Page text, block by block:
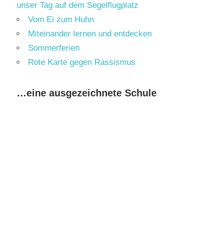
unser Tag auf dem Segelflugplatz
Vom Ei zum Huhn
Miteinander lernen und entdecken
Sommerferien
Rote Karte gegen Rassismus
…eine ausgezeichnete Schule